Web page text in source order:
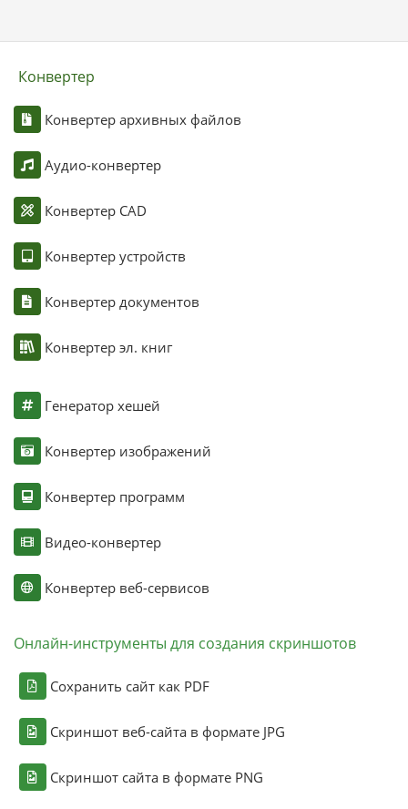
Конвертер
Конвертер архивных файлов
Аудио-конвертер
Конвертер CAD
Конвертер устройств
Конвертер документов
Конвертер эл. книг
Генератор хешей
Конвертер изображений
Конвертер программ
Видео-конвертер
Конвертер веб-сервисов
Онлайн-инструменты для создания скриншотов
Сохранить сайт как PDF
Скриншот веб-сайта в формате JPG
Скриншот сайта в формате PNG